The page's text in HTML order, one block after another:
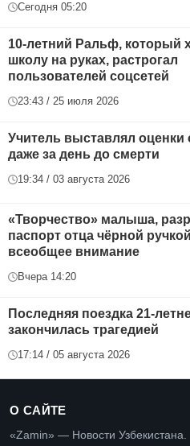
Сегодня 05:20
10-летний Ральф, который
школу на руках, растрогал
пользователей соцсетей
23:43 / 25 июля 2026
Учитель выставлял оценки
даже за день до смерти
19:34 / 03 августа 2026
«Творчество» малыша,
паспорт отца чёрной
всеобщее внимание
Вчера 14:20
Последняя поездка 21-
закончилась трагедией
17:14 / 05 августа 2026
О САЙТЕ
«Zamin» — Новости Узбекистана.